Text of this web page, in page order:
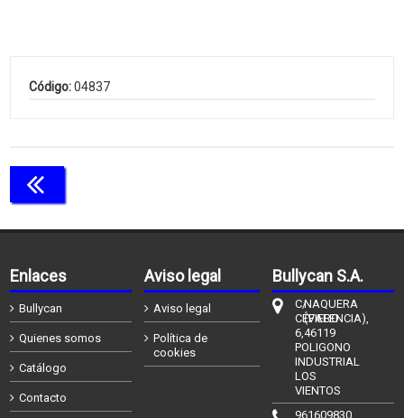
Código:04837
Enlaces
Bullycan
Quienes somos
Catálogo
Contacto
Aviso legal
Aviso legal
Política de
cookies
Bullycan S.A.
C/
CÉFIERO
6,
POLIGONO
INDUSTRIAL
LOS
VIENTOS
NAQUERA
(VALENCIA),
46119
961609830